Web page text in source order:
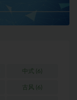
中式 (6)
古风 (6)